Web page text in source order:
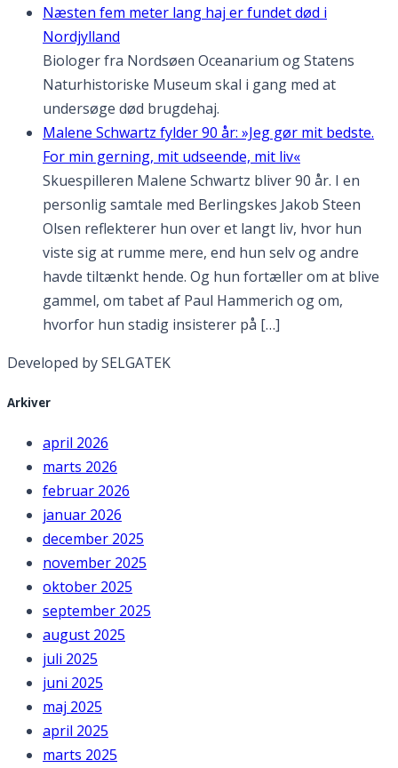
Næsten fem meter lang haj er fundet død i
Nordjylland
Biologer fra Nordsøen Oceanarium og Statens
Naturhistoriske Museum skal i gang med at
undersøge død brugdehaj.
Malene Schwartz fylder 90 år: »Jeg gør mit bedste.
For min gerning, mit udseende, mit liv«
Skuespilleren Malene Schwartz bliver 90 år. I en
personlig samtale med Berlingskes Jakob Steen
Olsen reflekterer hun over et langt liv, hvor hun
viste sig at rumme mere, end hun selv og andre
havde tiltænkt hende. Og hun fortæller om at blive
gammel, om tabet af Paul Hammerich og om,
hvorfor hun stadig insisterer på […]
Developed by SELGATEK
Arkiver
april 2026
marts 2026
februar 2026
januar 2026
december 2025
november 2025
oktober 2025
september 2025
august 2025
juli 2025
juni 2025
maj 2025
april 2025
marts 2025